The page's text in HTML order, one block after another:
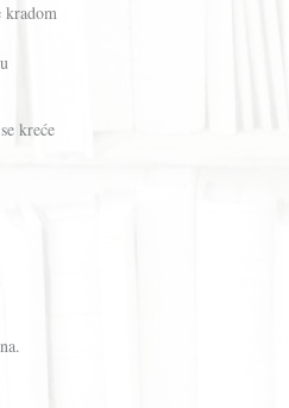
kradom
kreće